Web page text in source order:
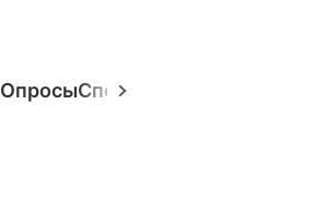
ОпросыСпецпроекты